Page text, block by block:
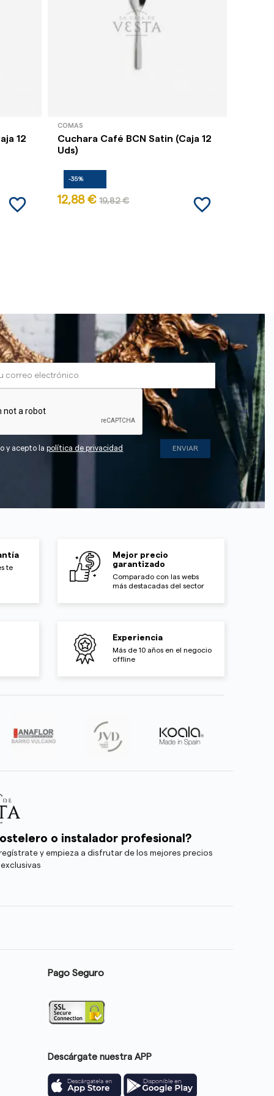
12
favorite_border
COMAS
Cuchara Café BCN Satin (Caja 12
Uds)
-35%
12,88 € 19,82 € favorite_border
y acepto lapolítica de privacidad
te
Mejor precio
garantizado
Comparado con las webs
más destacadas del sector
Experiencia
Más de 10 años en el negocio
offline
o instalador profesional?
y empieza a disfrutar de los mejores precios
Pago Seguro
Descárgate nuestra APP